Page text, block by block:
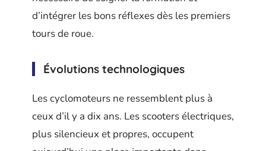
d’intégrer les bons réflexes dès les premiers
tours de roue.
Évolutions technologiques
Les cyclomoteurs ne ressemblent plus à
ceux d’il y a dix ans. Les scooters électriques,
plus silencieux et propres, occupent